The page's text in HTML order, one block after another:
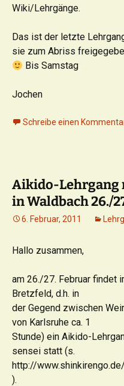
Wiki/Lehrgänge.
Das ist der letzte
sie zum Abriss
Bis Samstag
Jochen
Schreibe einen
Aikido-Lehrgang
in Waldbach 26./
6. Februar, 2011
Hallo zusammen,
am 26./27. Februar findet
Bretzfeld, d.h. in
der Gegend zwischen
von Karlsruhe ca. 1
Stunde) ein Aikido-
sensei statt (s.
http://
).